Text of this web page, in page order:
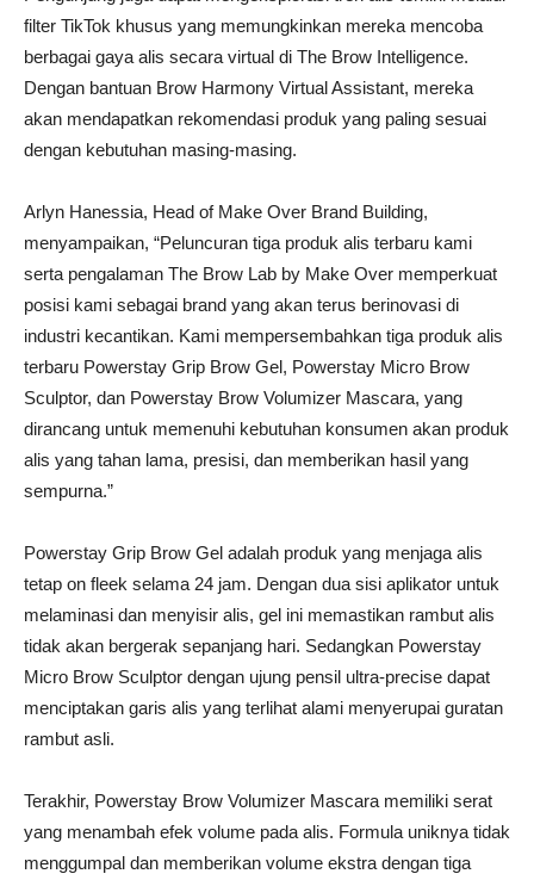
filter TikTok khusus yang memungkinkan mereka mencoba
berbagai gaya alis secara virtual di The Brow Intelligence.
Dengan bantuan Brow Harmony Virtual Assistant, mereka
akan mendapatkan rekomendasi produk yang paling sesuai
dengan kebutuhan masing-masing.
Arlyn Hanessia, Head of Make Over Brand Building,
menyampaikan, “Peluncuran tiga produk alis terbaru kami
serta pengalaman The Brow Lab by Make Over memperkuat
posisi kami sebagai brand yang akan terus berinovasi di
industri kecantikan. Kami mempersembahkan tiga produk alis
terbaru Powerstay Grip Brow Gel, Powerstay Micro Brow
Sculptor, dan Powerstay Brow Volumizer Mascara, yang
dirancang untuk memenuhi kebutuhan konsumen akan produk
alis yang tahan lama, presisi, dan memberikan hasil yang
sempurna.”
Powerstay Grip Brow Gel adalah produk yang menjaga alis
tetap on fleek selama 24 jam. Dengan dua sisi aplikator untuk
melaminasi dan menyisir alis, gel ini memastikan rambut alis
tidak akan bergerak sepanjang hari. Sedangkan Powerstay
Micro Brow Sculptor dengan ujung pensil ultra-precise dapat
menciptakan garis alis yang terlihat alami menyerupai guratan
rambut asli.
Terakhir, Powerstay Brow Volumizer Mascara memiliki serat
yang menambah efek volume pada alis. Formula uniknya tidak
menggumpal dan memberikan volume ekstra dengan tiga